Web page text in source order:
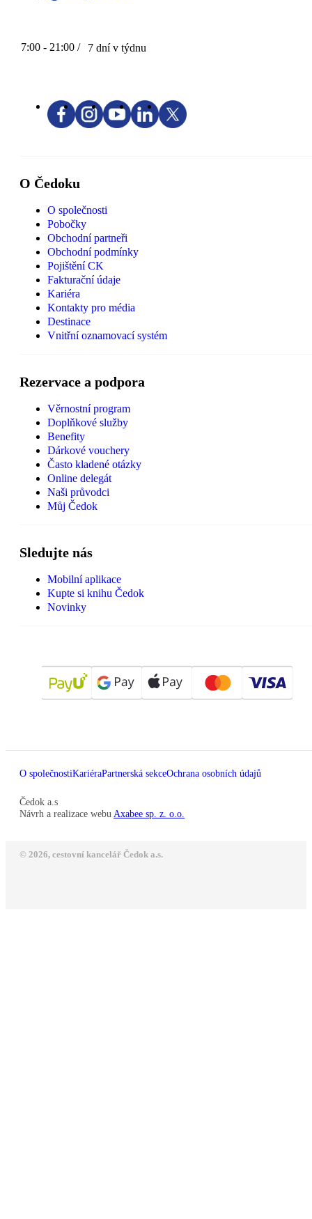
7:00 - 21:00 / 7 dní v týdnu
O Čedoku
O společnosti
Pobočky
Obchodní partneři
Obchodní podmínky
Pojištění CK
Fakturační údaje
Kariéra
Kontakty pro média
Destinace
Vnitřní oznamovací systém
Rezervace a podpora
Věrnostní program
Doplňkové služby
Benefity
Dárkové vouchery
Často kladené otázky
Online delegát
Naši průvodci
Můj Čedok
Sledujte nás
Mobilní aplikace
Kupte si knihu Čedok
Novinky
O společnostiKariéraPartnerská sekceOchrana osobních údajů
Čedok a.s
Návrh a realizace webu Axabee sp. z. o.o.
© 2026, cestovní kancelář Čedok a.s.